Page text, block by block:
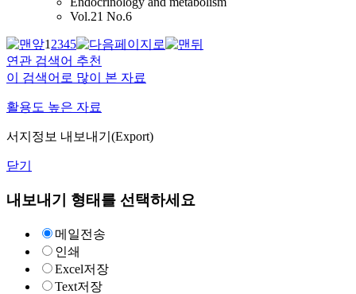
Vol.21 No.6
12345
연관 검색어 추천
이 검색어로 많이 본 자료
활용도 높은 자료
서지정보 내보내기(Export)
닫기
내보내기 형태를 선택하세요
메일전송
인쇄
Excel저장
Text저장